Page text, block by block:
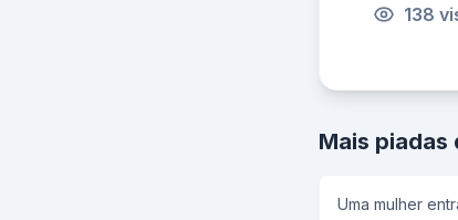
138
Mais piadas
Uma mulher